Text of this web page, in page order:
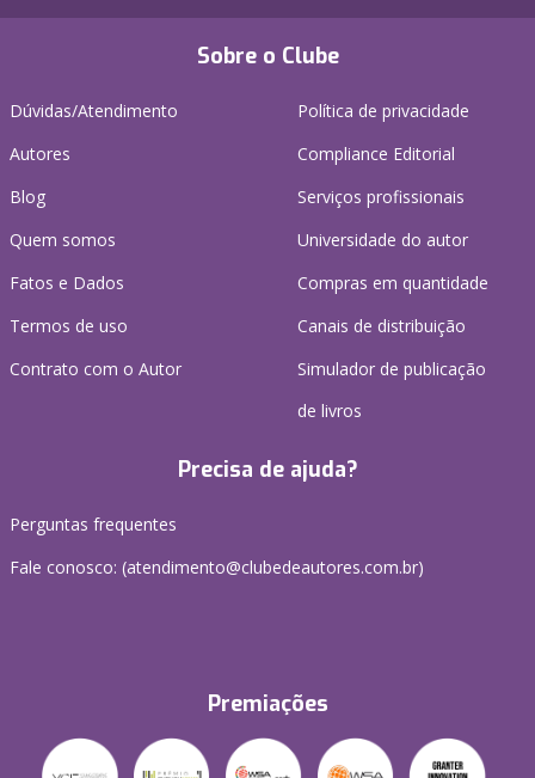
Sobre o Clube
Dúvidas/Atendimento
Autores
Blog
Quem somos
Fatos e Dados
Termos de uso
Contrato com o Autor
Política de privacidade
Compliance Editorial
Serviços profissionais
Universidade do autor
Compras em quantidade
Canais de distribuição
Simulador de publicação
de livros
Precisa de ajuda?
Perguntas frequentes
Fale conosco: (atendimento@clubedeautores.com.br)
Premiações